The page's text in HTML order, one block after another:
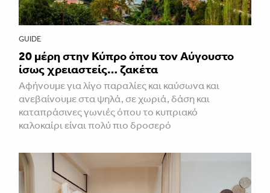
GUIDE
20 μέρη στην Κύπρο όπου τον Αύγουστο
ίσως χρειαστείς… ζακέτα
Αφήνουμε για λίγο παραλίες και καύσωνα και
ανεβαίνουμε στα ψηλά, σε χωριά, δάση και
καταπράσινες γωνιές όπου το κυπριακό
καλοκαίρι είναι πολύ πιο δροσερό